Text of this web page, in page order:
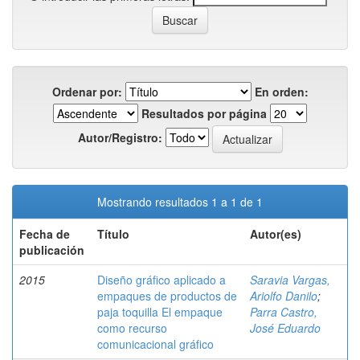
Ordenar por:
En orden:
Resultados por página
Autor/Registro:
Mostrando resultados 1 a 1 de 1
Fecha de
publicación
Título Autor(es)
2015
Diseño gráfico aplicado a
empaques de productos de
paja toquilla El empaque
como recurso
comunicacional gráfico
Saravia Vargas,
Ariolfo Danilo;
Parra Castro,
José Eduardo